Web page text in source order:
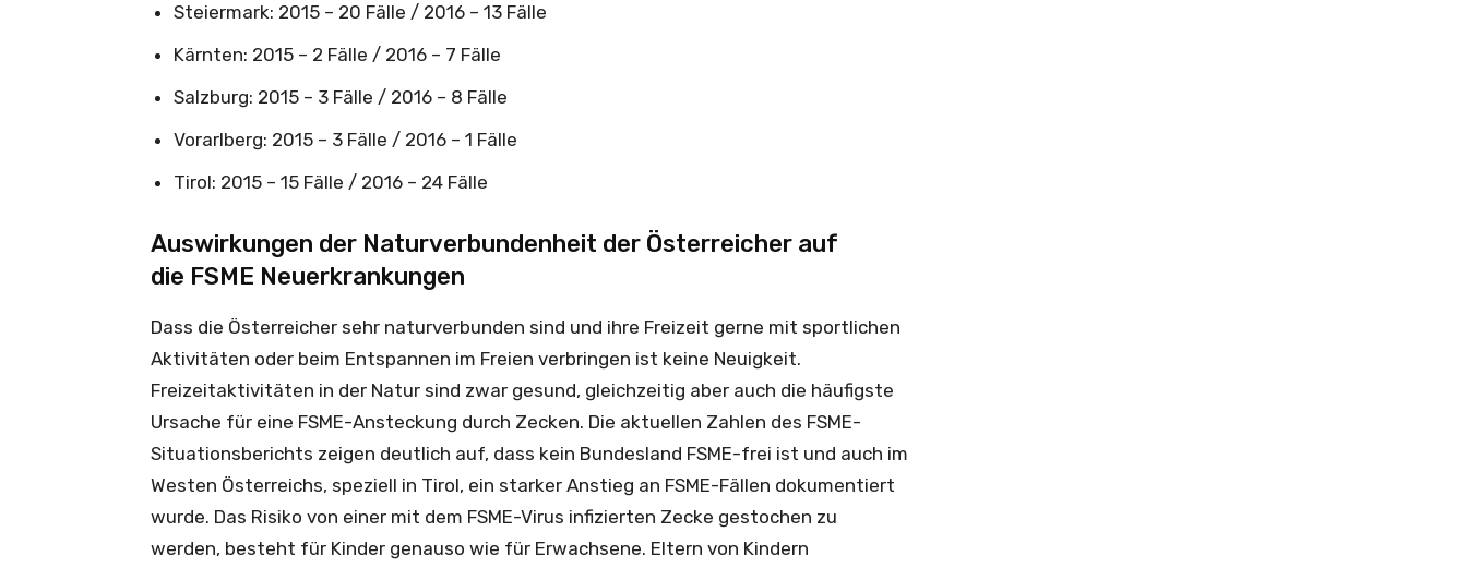
Steiermark: 2015 – 20 Fälle / 2016 – 13 Fälle
Kärnten: 2015 – 2 Fälle / 2016 – 7 Fälle
Salzburg: 2015 – 3 Fälle / 2016 – 8 Fälle
Vorarlberg: 2015 – 3 Fälle / 2016 – 1 Fälle
Tirol: 2015 – 15 Fälle / 2016 – 24 Fälle
Auswirkungen der Naturverbundenheit der Österreicher auf
die FSME Neuerkrankungen
Dass die Österreicher sehr naturverbunden sind und ihre Freizeit gerne mit sportlichen
Aktivitäten oder beim Entspannen im Freien verbringen ist keine Neuigkeit.
Freizeitaktivitäten in der Natur sind zwar gesund, gleichzeitig aber auch die häufigste
Ursache für eine FSME-Ansteckung durch Zecken. Die aktuellen Zahlen des FSME-
Situationsberichts zeigen deutlich auf, dass kein Bundesland FSME-frei ist und auch im
Westen Österreichs, speziell in Tirol, ein starker Anstieg an FSME-Fällen dokumentiert
wurde. Das Risiko von einer mit dem FSME-Virus infizierten Zecke gestochen zu
werden, besteht für Kinder genauso wie für Erwachsene. Eltern von Kindern